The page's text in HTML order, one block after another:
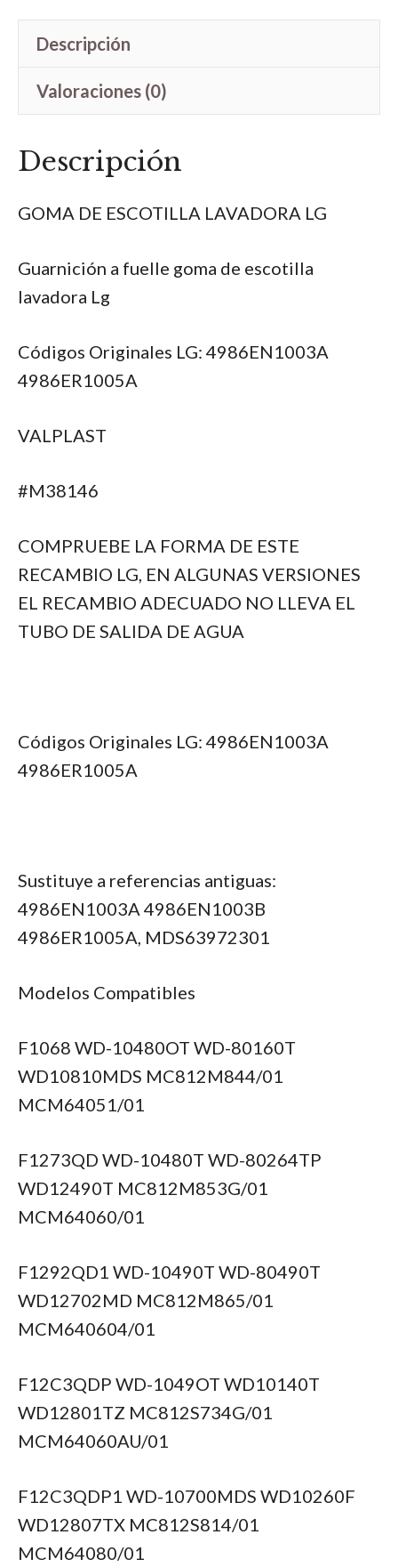
LG
cantidad
Descripción
Valoraciones (0)
Descripción
GOMA DE ESCOTILLA LAVADORA LG
Guarnición a fuelle goma de escotilla
lavadora Lg
Códigos Originales LG: 4986EN1003A
4986ER1005A
VALPLAST
#M38146
COMPRUEBE LA FORMA DE ESTE
RECAMBIO LG, EN ALGUNAS VERSIONES
EL RECAMBIO ADECUADO NO LLEVA EL
TUBO DE SALIDA DE AGUA
Códigos Originales LG: 4986EN1003A
4986ER1005A
Sustituye a referencias antiguas:
4986EN1003A 4986EN1003B
4986ER1005A, MDS63972301
Modelos Compatibles
F1068 WD-10480OT WD-80160T
WD10810MDS MC812M844/01
MCM64051/01
F1273QD WD-10480T WD-80264TP
WD12490T MC812M853G/01
MCM64060/01
F1292QD1 WD-10490T WD-80490T
WD12702MD MC812M865/01
MCM640604/01
F12C3QDP WD-1049OT WD10140T
WD12801TZ MC812S734G/01
MCM64060AU/01
F12C3QDP1 WD-10700MDS WD10260F
WD12807TX MC812S814/01
MCM64080/01